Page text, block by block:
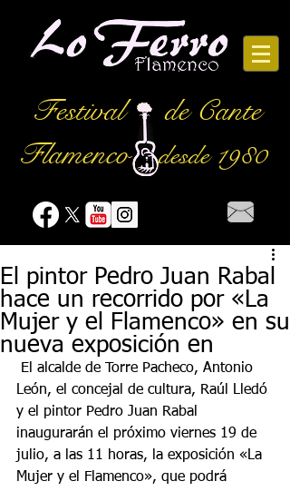
Festival
de Cante
Flamencodesde 1980
El pintor Pedro Juan Rabal
hace un recorrido por «La
Mujer y el Flamenco» en su
nueva exposición en
León, el concejal de cultura, Raúl Lledó
y el pintor Pedro Juan Rabal
inaugurarán el próximo viernes 19 de
julio, a las 11 horas, la exposición «La
Mujer y el Flamenco», que podrá